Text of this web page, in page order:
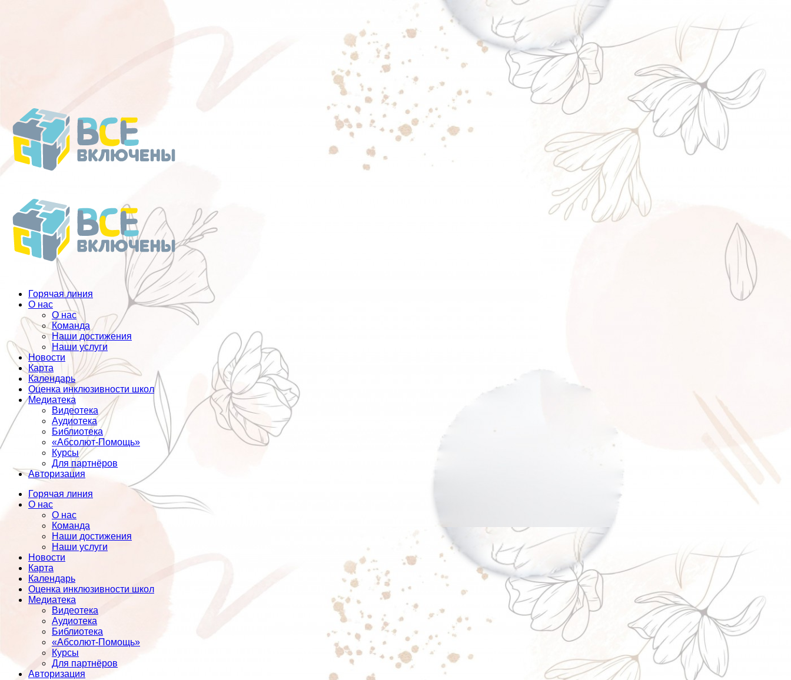
Горячая линия
О нас
О нас
Команда
Наши достижения
Наши услуги
Новости
Карта
Календарь
Оценка инклюзивности школ
Медиатека
Видеотека
Аудиотека
Библиотека
«Абсолют-Помощь»
Курсы
Для партнёров
Авторизация
Горячая линия
О нас
О нас
Команда
Наши достижения
Наши услуги
Новости
Карта
Календарь
Оценка инклюзивности школ
Медиатека
Видеотека
Аудиотека
Библиотека
«Абсолют-Помощь»
Курсы
Для партнёров
Авторизация